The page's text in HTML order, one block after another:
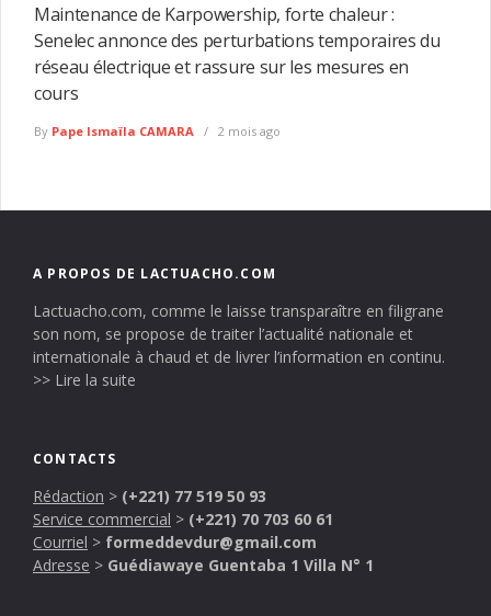
Maintenance de Karpowership, forte chaleur :
Senelec annonce des perturbations temporaires du
réseau électrique et rassure sur les mesures en
cours
By Pape Ismaïla CAMARA 2 mois ago
A PROPOS DE LACTUACHO.COM
Lactuacho.com, comme le laisse transparaître en filigrane
son nom, se propose de traiter l’actualité nationale et
internationale à chaud et de livrer l’information en continu.
>> Lire la suite
CONTACTS
Rédaction > (+221) 77 519 50 93
Service commercial > (+221) 70 703 60 61
Courriel > formeddevdur@gmail.com
Adresse > Guédiawaye Guentaba 1 Villa N° 1